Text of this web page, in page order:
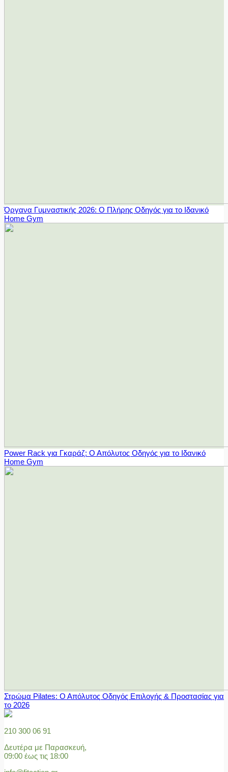
Όργανα Γυμναστικής 2026: Ο Πλήρης Οδηγός για το Ιδανικό
Home Gym
Power Rack για Γκαράζ: Ο Απόλυτος Οδηγός για το Ιδανικό
Home Gym
Στρώμα Pilates: Ο Απόλυτος Οδηγός Επιλογής & Προστασίας για
το 2026
210 300 06 91
Δευτέρα με Παρασκευή,
09:00 έως τις 18:00